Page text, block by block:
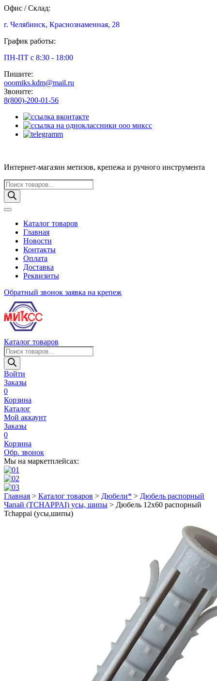
Офис / Склад:
г. Челябинск, Краснознаменная, 28
График работы:
ПН-ПТ с 8:30 - 18:00
Пишите:
ooomiks.kdm@mail.ru
Звоните:
8(800)-200-01-56
Интернет-магазин метизов, крепежа и ручного инструмента
Поиск
товаров
Каталог товаров
Главная
Новости
Контакты
Оплата
Доставка
Реквизиты
Обратный звонок заявка на крепеж
Каталог товаров
Поиск
товаров
Войти
Заказы
0
Корзина
Каталог
Мой аккаунт
Заказы
0
Корзина
Обр. звонок
Мы на маркетплейсах:
Главная > Каталог товаров > Дюбели* > Дюбель распорный
Чапай (TCHAPPAI) усы, шипы > Дюбель 12х60 распорный
Tchappai (усы,шипы)